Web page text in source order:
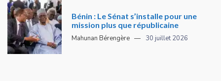
Bénin : Le Sénat s’installe pour une
mission plus que républicaine
Mahunan Bérengère 30 juillet 2026